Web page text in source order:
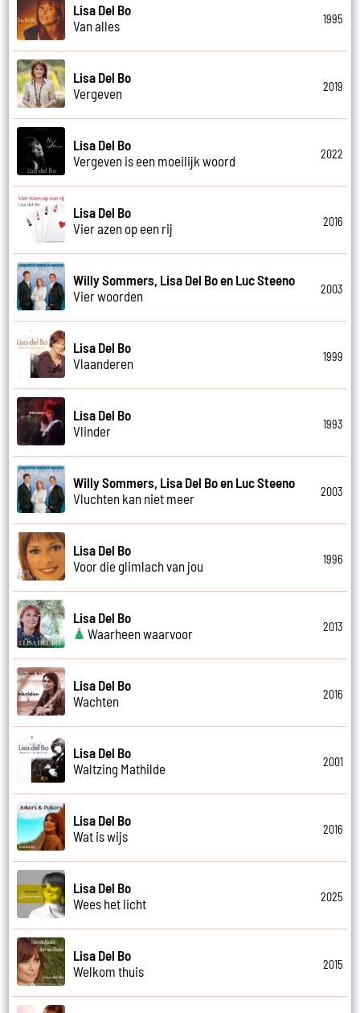
Lisa Del Bo
Van alles
1995
Lisa Del Bo
Vergeven
2019
Lisa Del Bo
Vergeven is een moeilijk woord
2022
Lisa Del Bo
Vier azen op een rij
2016
Willy Sommers, Lisa Del Bo en Luc Steeno
Vier woorden
2003
Lisa Del Bo
Vlaanderen
1999
Lisa Del Bo
Vlinder
1993
Willy Sommers, Lisa Del Bo en Luc Steeno
Vluchten kan niet meer
2003
Lisa Del Bo
Voor die glimlach van jou
1996
Lisa Del Bo
Waarheen waarvoor
2013
Lisa Del Bo
Wachten
2016
Lisa Del Bo
Waltzing Mathilde
2001
Lisa Del Bo
Wat is wijs
2016
Lisa Del Bo
Wees het licht
2025
Lisa Del Bo
Welkom thuis
2015